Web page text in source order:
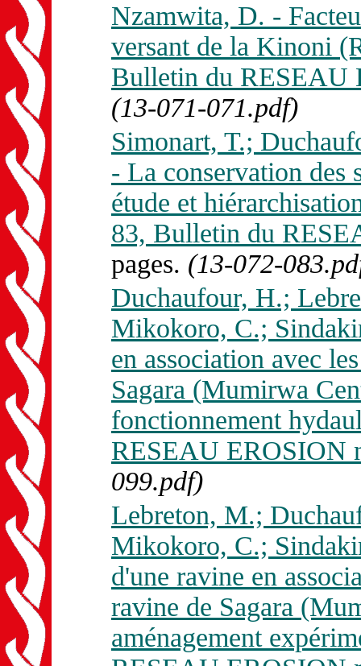
Nzamwita, D. -
versant de la Kinoni
Bulletin du RESEAU
(13-071-071.pdf)
Simonart, T.;
- La conservation des
étude et
83, Bulletin du
pages. (13-072-
Duchaufour, H.;
Mikokoro, C.;
en association avec
Sagara (Mumirwa
fonctionnement
RESEAU EROSION
099.pdf)
Lebreton, M.;
Mikokoro, C.;
d'une ravine en
ravine de Sagara
aménagement